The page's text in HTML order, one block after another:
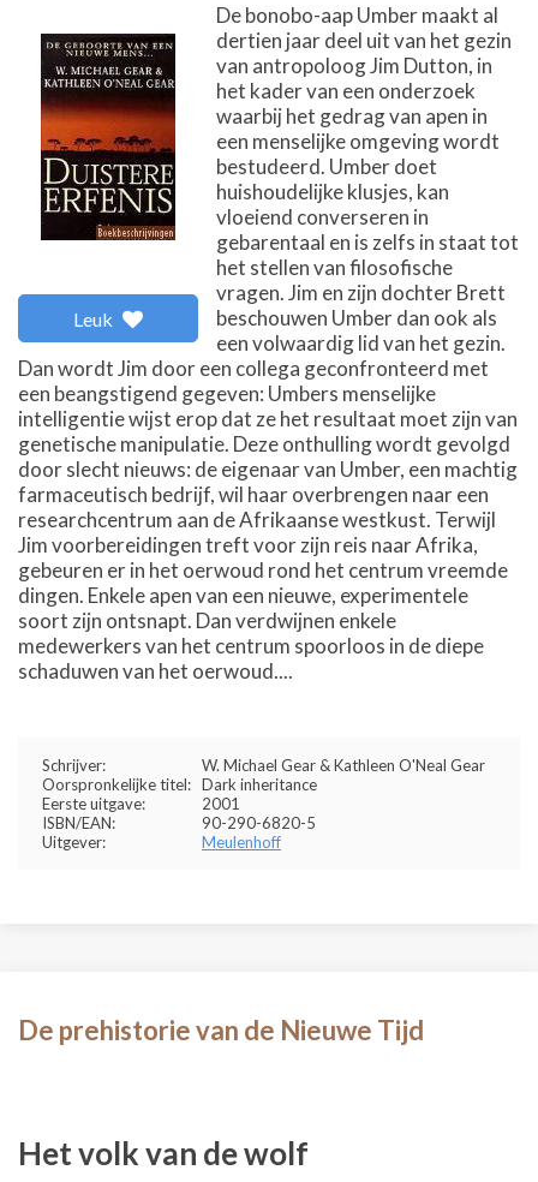
Leuk
De bonobo-aap Umber maakt al
dertien jaar deel uit van het gezin
van antropoloog Jim Dutton, in
het kader van een onderzoek
waarbij het gedrag van apen in
een menselijke omgeving wordt
bestudeerd. Umber doet
huishoudelijke klusjes, kan
vloeiend converseren in
gebarentaal en is zelfs in staat tot
het stellen van filosofische
vragen. Jim en zijn dochter Brett
beschouwen Umber dan ook als
een volwaardig lid van het gezin.
Dan wordt Jim door een collega geconfronteerd met
een beangstigend gegeven: Umbers menselijke
intelligentie wijst erop dat ze het resultaat moet zijn van
genetische manipulatie. Deze onthulling wordt gevolgd
door slecht nieuws: de eigenaar van Umber, een machtig
farmaceutisch bedrijf, wil haar overbrengen naar een
researchcentrum aan de Afrikaanse westkust. Terwijl
Jim voorbereidingen treft voor zijn reis naar Afrika,
gebeuren er in het oerwoud rond het centrum vreemde
dingen. Enkele apen van een nieuwe, experimentele
soort zijn ontsnapt. Dan verdwijnen enkele
medewerkers van het centrum spoorloos in de diepe
schaduwen van het oerwoud....
Schrijver:
W. Michael Gear & Kathleen O'Neal Gear
Oorspronkelijke titel: Dark inheritance
Eerste uitgave:
2001
ISBN/EAN:
90-290-6820-5
Uitgever:
Meulenhoff
De prehistorie van de Nieuwe Tijd
Het volk van de wolf